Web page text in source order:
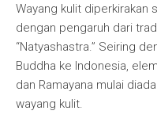
Wayang kulit diperkirakan
dengan pengaruh dari
“Natyashastra.” Seiring
Buddha ke Indonesia,
dan Ramayana mulai
wayang kulit.